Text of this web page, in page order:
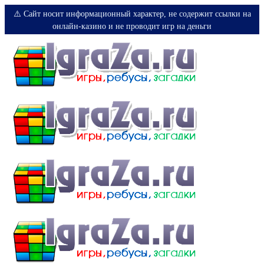
⚠️ Сайт носит информационный характер, не содержит ссылки на
онлайн-казино и не проводит игр на деньги